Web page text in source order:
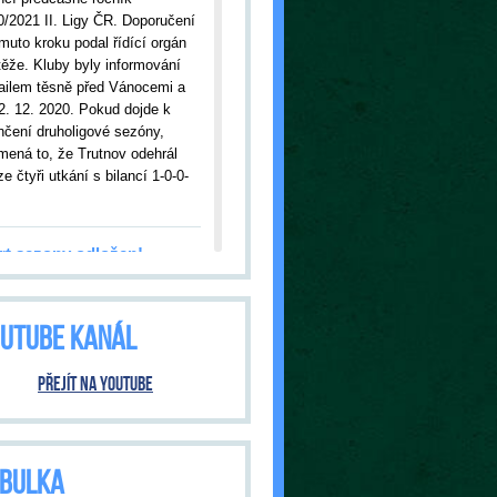
2021 II. Ligy ČR. Doporučení
kroku podal řídící orgán
Kluby byly informování
těsně před Vánocemi a
12. 2020. Pokud dojde k
druholigové sezóny,
to, že Trutnov odehrál
čtyři utkání s bilancí 1-0-0-
sezony odložen!
s Jabloncem nad Nisou.
sezóně až ve středu, 23.
hosty ze Dvora Králové.
bude pod přísnými
vlády ČR. O tom, jak
budeme informovat
KANÁL
Přejít na YouTube